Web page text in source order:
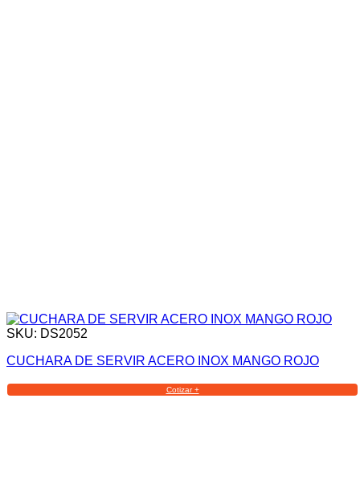
SKU: DS2052
CUCHARA DE SERVIR ACERO INOX MANGO ROJO
Cotizar +